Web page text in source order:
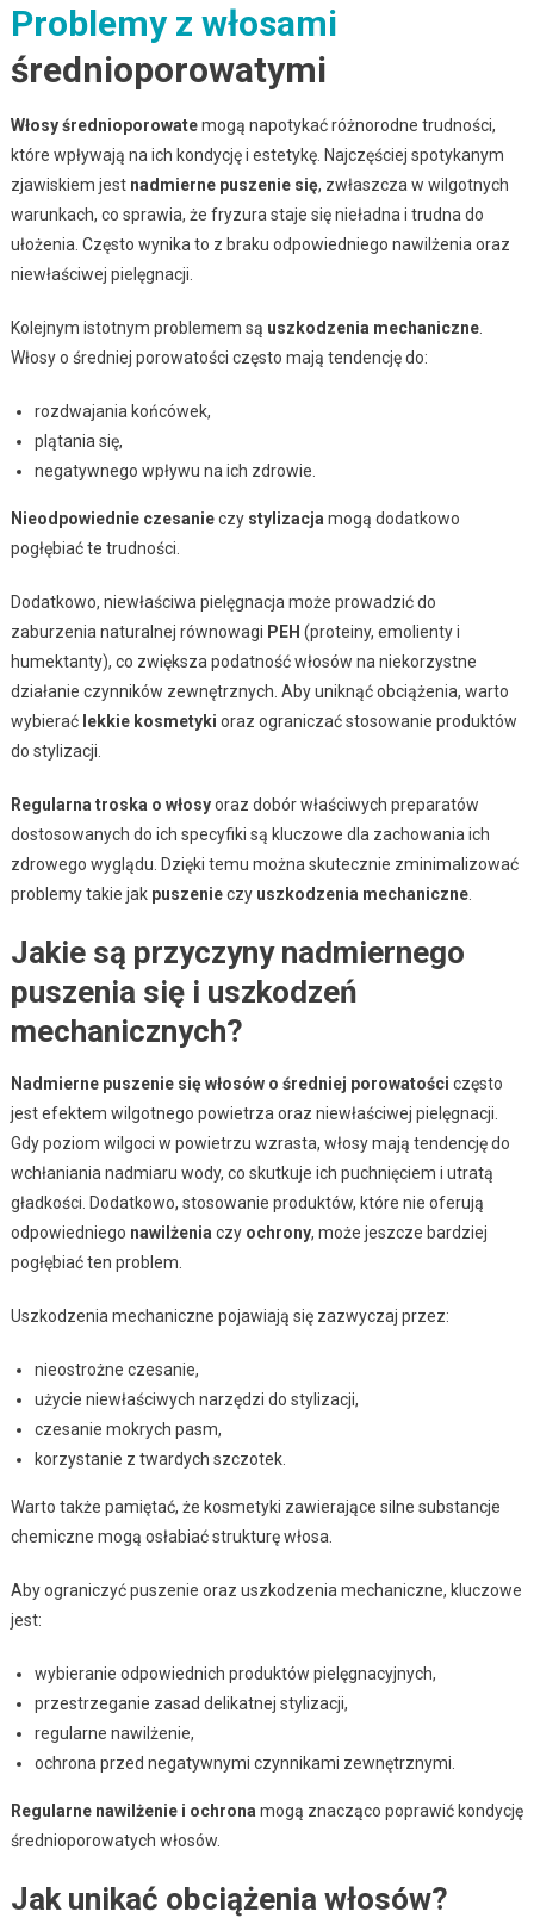
Problemy z włosami
średnioporowatymi
Włosy średnioporowatemogą napotykać różnorodne trudności,
które wpływają na ich kondycję i estetykę. Najczęściej spotykanym
zjawiskiem jest nadmierne puszenie się, zwłaszcza w wilgotnych
warunkach, co sprawia, że fryzura staje się nieładna i trudna do
ułożenia. Często wynika to z braku odpowiedniego nawilżenia oraz
niewłaściwej pielęgnacji.
Kolejnym istotnym problemem są uszkodzenia mechaniczne.
Włosy o średniej porowatości często mają tendencję do:
rozdwajania końcówek,
plątania się,
negatywnego wpływu na ich zdrowie.
Nieodpowiednie czesanieczy stylizacja mogą dodatkowo
pogłębiać te trudności.
Dodatkowo, niewłaściwa pielęgnacja może prowadzić do
zaburzenia naturalnej równowagi PEH (proteiny, emolienty i
humektanty), co zwiększa podatność włosów na niekorzystne
działanie czynników zewnętrznych. Aby uniknąć obciążenia, warto
wybierać lekkie kosmetyki oraz ograniczać stosowanie produktów
do stylizacji.
Regularna troska o włosyoraz dobór właściwych preparatów
dostosowanych do ich specyfiki są kluczowe dla zachowania ich
zdrowego wyglądu. Dzięki temu można skutecznie zminimalizować
problemy takie jak puszenieczy uszkodzenia mechaniczne.
Jakie są przyczyny nadmiernego
puszenia się i uszkodzeń
mechanicznych?
Nadmierne puszenie się włosów o średniej porowatości często
jest efektem wilgotnego powietrza oraz niewłaściwej pielęgnacji.
Gdy poziom wilgoci w powietrzu wzrasta, włosy mają tendencję do
wchłaniania nadmiaru wody, co skutkuje ich puchnięciem i utratą
gładkości. Dodatkowo, stosowanie produktów, które nie oferują
odpowiedniego nawilżenia czy ochrony, może jeszcze bardziej
pogłębiać ten problem.
Uszkodzenia mechaniczne pojawiają się zazwyczaj przez:
nieostrożne czesanie,
użycie niewłaściwych narzędzi do stylizacji,
czesanie mokrych pasm,
korzystanie z twardych szczotek.
Warto także pamiętać, że kosmetyki zawierające silne substancje
chemiczne mogą osłabiać strukturę włosa.
Aby ograniczyć puszenie oraz uszkodzenia mechaniczne, kluczowe
jest:
wybieranie odpowiednich produktów pielęgnacyjnych,
przestrzeganie zasad delikatnej stylizacji,
regularne nawilżenie,
ochrona przed negatywnymi czynnikami zewnętrznymi.
Regularne nawilżenie i ochrona mogą znacząco poprawić kondycję
średnioporowatych włosów.
Jak unikać obciążenia włosów?